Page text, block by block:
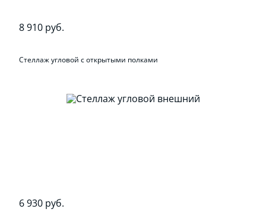
8 910 руб.
Стеллаж угловой с открытыми полками
6 930 руб.